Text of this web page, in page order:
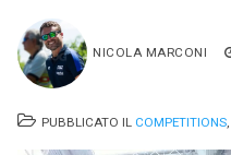
NICOLA MARCONI
PUBBLICATO IL COMPETITIONS,